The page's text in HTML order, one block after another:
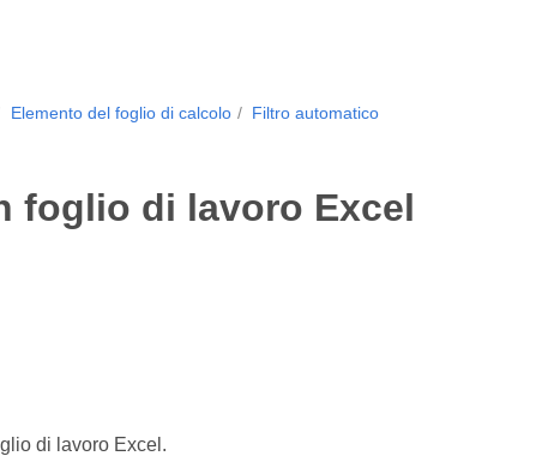
Elemento del foglio di calcolo
Filtro automatico
foglio di lavoro Excel
di lavoro Excel.